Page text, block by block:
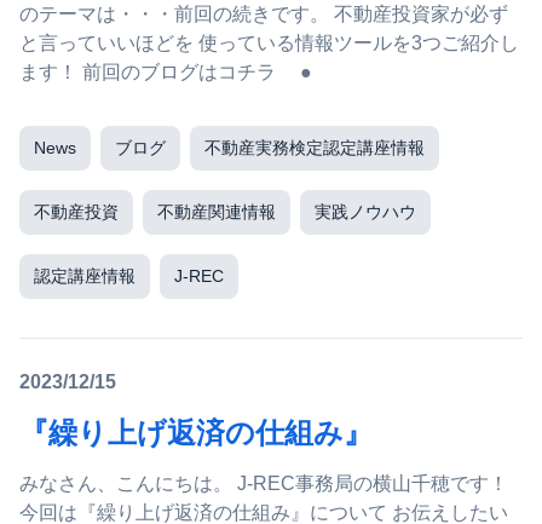
のテーマは・・・前回の続きです。 不動産投資家が必ず
と言っていいほどを 使っている情報ツールを3つご紹介し
ます！ 前回のブログはコチラ ●
News ブログ 不動産実務検定認定講座情報
不動産投資 不動産関連情報 実践ノウハウ
認定講座情報 J-REC
2023/12/15
『繰り上げ返済の仕組み』
みなさん、こんにちは。 J-REC事務局の横山千穂です！
今回は『繰り上げ返済の仕組み』について お伝えしたい